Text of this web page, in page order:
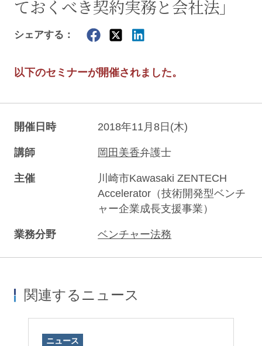
ておくべき契約実務と会社法」
シェアする：
以下のセミナーが開催されました。
開催日時 2018年11月8日(木)
講師 岡田美香弁護士
主催
川崎市Kawasaki ZENTECH
Accelerator（技術開発型ベンチ
ャー企業成長支援事業）
業務分野 ベンチャー法務
関連するニュース
ニュース